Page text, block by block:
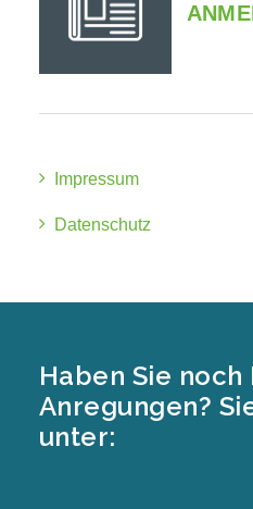
Impressum
Datenschutz
Haben Sie
Anregungen?
unter: